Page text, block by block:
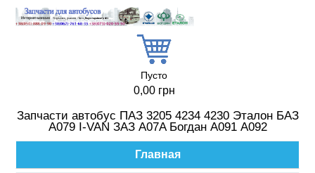
Пусто
0,00 грн
Запчасти автобус ПАЗ 3205 4234 4230 Эталон БАЗ
А079 I-VAN ЗАЗ A07A Богдан А091 А092
Главная